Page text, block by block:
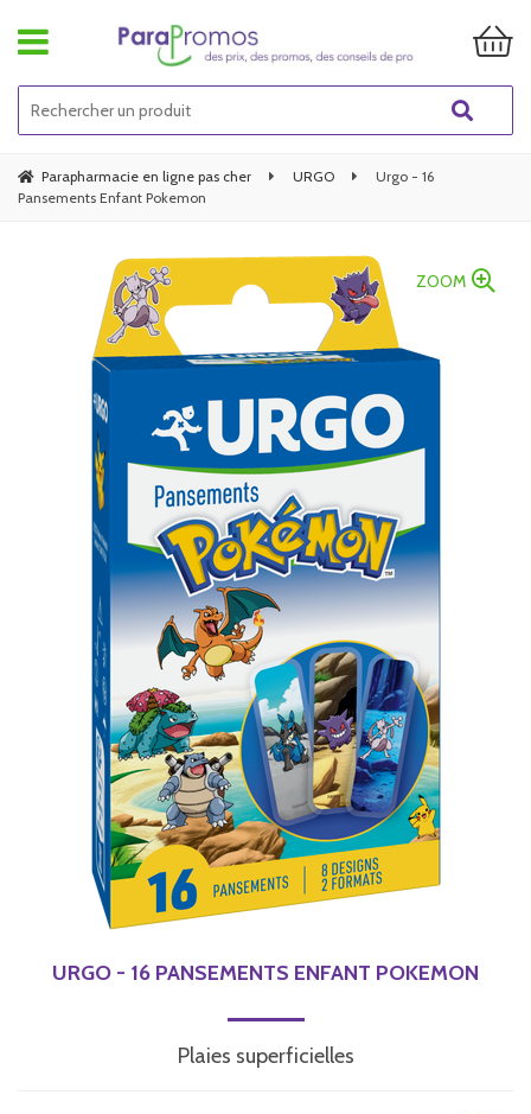
Parapharmacie en ligne pas cher URGO
Urgo - 16
Pansements Enfant Pokemon
ZOOM
URGO - 16 PANSEMENTS ENFANT POKEMON
Plaies superficielles